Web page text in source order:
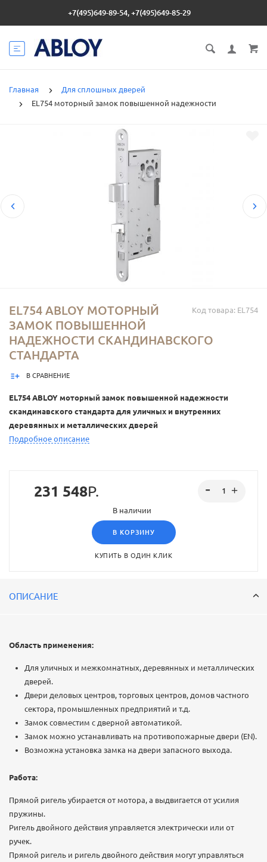
+7(495)649-89-54, +7(495)649-85-29
Главная
Для сплошных дверей
EL754 моторный замок повышенной надежности
Код товара: EL754
EL754 ABLOY МОТОРНЫЙ
ЗАМОК ПОВЫШЕННОЙ
НАДЕЖНОСТИ СКАНДИНАВСКОГО
СТАНДАРТА
В СРАВНЕНИЕ
EL754 ABLOY моторный замок повышенной надежности
скандинавского стандарта для уличных и внутренних
деревянных и металлических дверей
Подробное описание
231 548Р.
В наличии
В КОРЗИНУ
КУПИТЬ В ОДИН КЛИК
ОПИСАНИЕ
Область применения:
Для уличных и межкомнатных, деревянных и металлических
дверей.
Двери деловых центров, торговых центров, домов частного
сектора, промышленных предприятий и т.д.
Замок совместим с дверной автоматикой.
Замок можно устанавливать на противопожарные двери (EN).
Возможна установка замка на двери запасного выхода.
Работа:
Прямой ригель убирается от мотора, а выдвигается от усилия
пружины.
Ригель двойного действия управляется электрически или от
ручек.
Прямой ригель и ригель двойного действия могут управляться